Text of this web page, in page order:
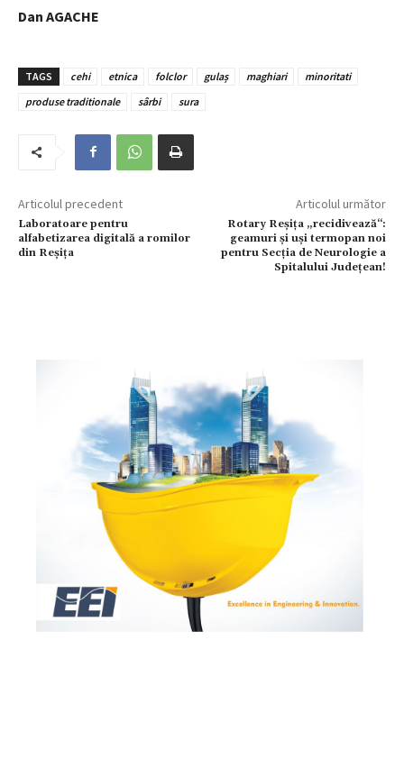
Dan AGACHE
TAGS cehi etnica folclor gulaș maghiari
minoritati
produse traditionale
sârbi sura
Articolul precedent
Laboratoare pentru
alfabetizarea digitală a romilor
din Reșița
Articolul următor
Rotary Reșița „recidivează“:
geamuri și uși termopan noi
pentru Secția de Neurologie a
Spitalului Județean!